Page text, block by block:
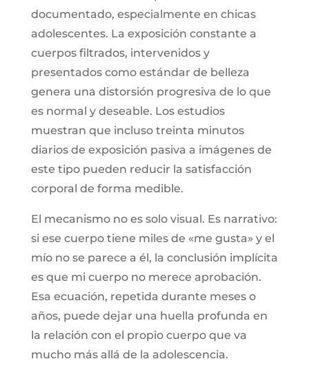
documentado, especialmente en chicas
adolescentes. La exposición constante a
cuerpos filtrados, intervenidos y
presentados como estándar de belleza
genera una distorsión progresiva de lo que
es normal y deseable. Los estudios
muestran que incluso treinta minutos
diarios de exposición pasiva a imágenes de
este tipo pueden reducir la satisfacción
corporal de forma medible.
El mecanismo no es solo visual. Es narrativo:
si ese cuerpo tiene miles de «me gusta» y el
mío no se parece a él, la conclusión implícita
es que mi cuerpo no merece aprobación.
Esa ecuación, repetida durante meses o
años, puede dejar una huella profunda en
la relación con el propio cuerpo que va
mucho más allá de la adolescencia.